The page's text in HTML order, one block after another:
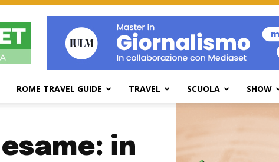
ROME TRAVEL GUIDE TRAVEL SCUOLA SHOW
in